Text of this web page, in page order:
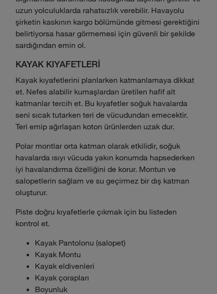
uzun yolculuklarda rahatsızlık verebilir. Havayolu
şirketin kaskının kargo bölümünde gitmesi gerektiğini
belirtiyorsa hasar görmemesi için güvenli bir şekilde
sardığından emin ol.
KAYAK KIYAFETLERİ
Kayak kıyafetlerini planlarken katmanlamaya dikkat
et. Nefes alabilir kumaşlardan üretilen hafif alt
katmanlar tercih et. Bu kıyafetler soğuk havalarda
seni sıcak tutarken teri de vücudundan emecektir.
Teri emip ağırlaşan koton ürünlerden uzak dur.
Polar montlar orta katman olarak etkilidir, soğuk
havalarda ısıyı vücuda yakın konumda hapsederken
iyi havalandırma özelliğini de korur. Montun ve
salopetlerin sağlam ve su geçirmez bir dış katman
oluşturur.
Piste doğru kıyafetlerle çıkmak için bu listeden
kontrol et.
Kayak Pantolonu (salopet)
Kayak Montu
Kayak eldivenleri
Kayak çorapları
Boyunluk